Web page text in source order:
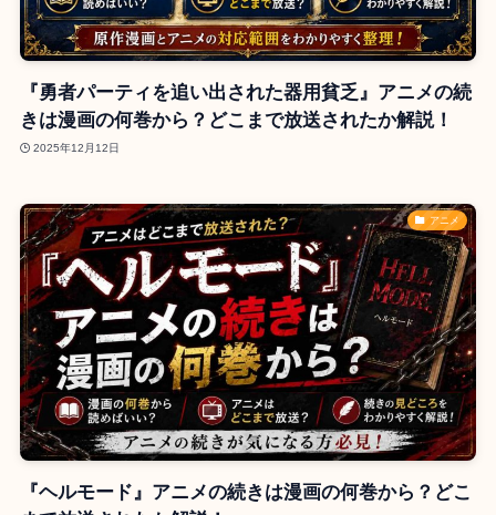
『勇者パーティを追い出された器用貧乏』アニメの続
きは漫画の何巻から？どこまで放送されたか解説！
2025年12月12日
アニメ
『ヘルモード』アニメの続きは漫画の何巻から？どこ